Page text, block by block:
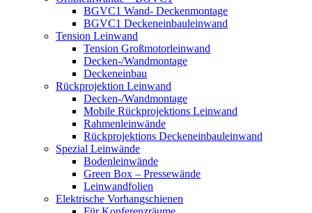
BGVC1 Wand- Deckenmontage
BGVC1 Deckeneinbauleinwand
Tension Leinwand
Tension Großmotorleinwand
Decken-/Wandmontage
Deckeneinbau
Rückprojektion Leinwand
Decken-/Wandmontage
Mobile Rückprojektions Leinwand
Rahmenleinwände
Rückprojektions Deckeneinbauleinwand
Spezial Leinwände
Bodenleinwände
Green Box – Pressewände
Leinwandfolien
Elektrische Vorhangschienen